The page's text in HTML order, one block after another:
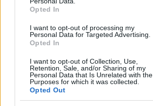
Opted In
I want to opt-out of processing my
Personal Data for Targeted Advertising.
Opted In
I want to opt-out of Collection, Use,
Retention, Sale, and/or Sharing of my
Personal Data that Is Unrelated with the
Purposes for which it was collected.
Opted Out